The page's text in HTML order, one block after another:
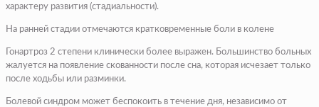
характеру развития (стадиальности).
На ранней стадии отмечаются кратковременные боли в колене
Гонартроз 2 степени клинически более выражен. Большинство больных
жалуется на появление скованности после сна, которая исчезает только
после ходьбы или разминки.
Болевой синдром может беспокоить в течение дня, независимо от